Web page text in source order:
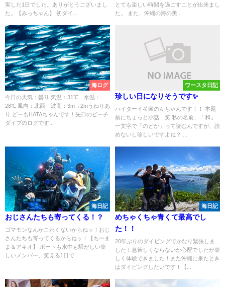
実した1日でした。ありがとうございまし
た。【みっちゃん】 初ダイ...
とても楽しい時間を過ごすことが出来まし
た。 また、沖縄の海の美...
海ログ
今日の天気：曇り 気温：31℃ 水温：
28℃ 風向：北西 波高：3m→2mうねりあ
り どーもHATAちゃんです！先日のビーチ
ダイブのログです...
ワースタ日記
珍しい日になりそうです✨
ハイターイ🤙🏽のんちゃんです！！ 本題
前にちょっと小話…笑 私の名前、「和」
一文字で「のどか」って読むんですが、読
めないし珍しいですよね？ ...
海日記
おじさんたちも寄ってくる！？
ゴマモンなんかこわくないからねッ！おじ
さんたちも寄ってくるからねッ！【ちーま
ま＆アキオ】 ボートも水中も騒がしい楽
しいメンバー、笑える1日で...
海日記
めちゃくちゃ青くて最高でし
た！！
20年ぶりのダイビングでかなり緊張しま
した！息苦しくならないか心配でしたが楽
しく体験できました！また沖縄に来たとき
はダイビングしたいです！【...